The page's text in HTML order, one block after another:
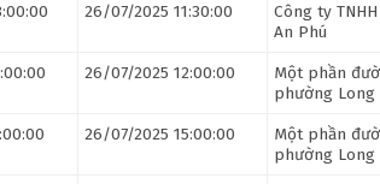
26/07/2025 11:30:00
Công ty
An Phú
26/07/2025 12:00:00
Một phần
phường Long
26/07/2025 15:00:00
Một phần
phường Long